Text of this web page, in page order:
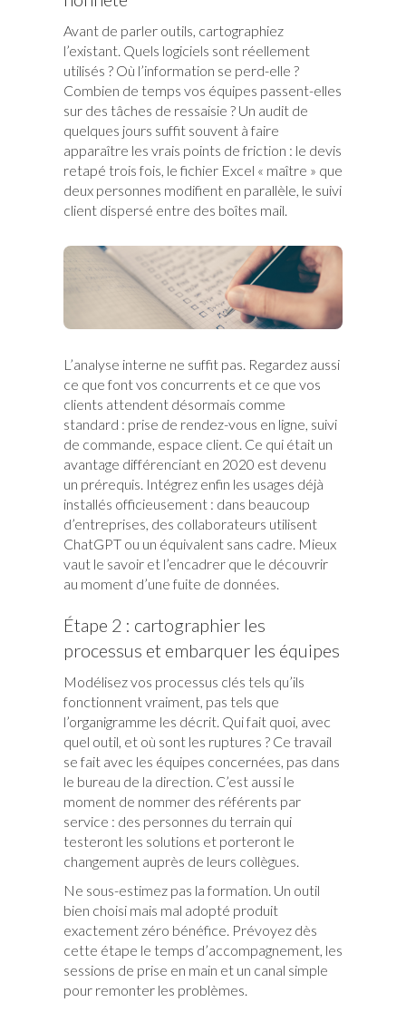
Avant de parler outils, cartographiez
l’existant. Quels logiciels sont réellement
utilisés ? Où l’information se perd-elle ?
Combien de temps vos équipes passent-elles
sur des tâches de ressaisie ? Un audit de
quelques jours suffit souvent à faire
apparaître les vrais points de friction : le devis
retapé trois fois, le fichier Excel « maître » que
deux personnes modifient en parallèle, le suivi
client dispersé entre des boîtes mail.
L’analyse interne ne suffit pas. Regardez aussi
ce que font vos concurrents et ce que vos
clients attendent désormais comme
standard : prise de rendez-vous en ligne, suivi
de commande, espace client. Ce qui était un
avantage différenciant en 2020 est devenu
un prérequis. Intégrez enfin les usages déjà
installés officieusement : dans beaucoup
d’entreprises, des collaborateurs utilisent
ChatGPT ou un équivalent sans cadre. Mieux
vaut le savoir et l’encadrer que le découvrir
au moment d’une fuite de données.
Étape 2 : cartographier les
processus et embarquer les équipes
Modélisez vos processus clés tels qu’ils
fonctionnent vraiment, pas tels que
l’organigramme les décrit. Qui fait quoi, avec
quel outil, et où sont les ruptures ? Ce travail
se fait avec les équipes concernées, pas dans
le bureau de la direction. C’est aussi le
moment de nommer des référents par
service : des personnes du terrain qui
testeront les solutions et porteront le
changement auprès de leurs collègues.
Ne sous-estimez pas la formation. Un outil
bien choisi mais mal adopté produit
exactement zéro bénéfice. Prévoyez dès
cette étape le temps d’accompagnement, les
sessions de prise en main et un canal simple
pour remonter les problèmes.